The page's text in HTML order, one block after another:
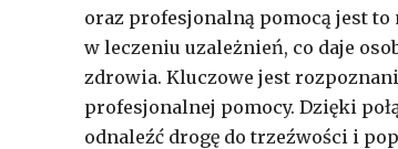
oraz profesjonalną pomocą jest
w leczeniu uzależnień, co daje
zdrowia. Kluczowe jest
profesjonalnej pomocy. Dzięki
odnaleźć drogę do trzeźwości i